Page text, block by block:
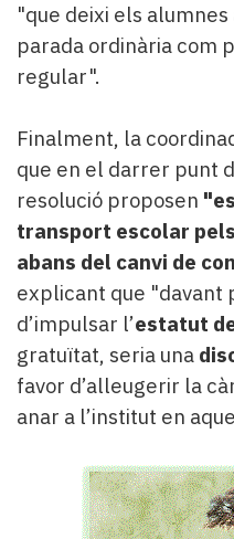
"que deixi els
parada ordinària com
regular".
Finalment, la
que en el darrer punt
resolució proposen
transport escolar
abans del canvi de
explicant que "davant
d’impulsar l’estatut
gratuïtat, seria una
favor d’alleugerir la
anar a l’institut en